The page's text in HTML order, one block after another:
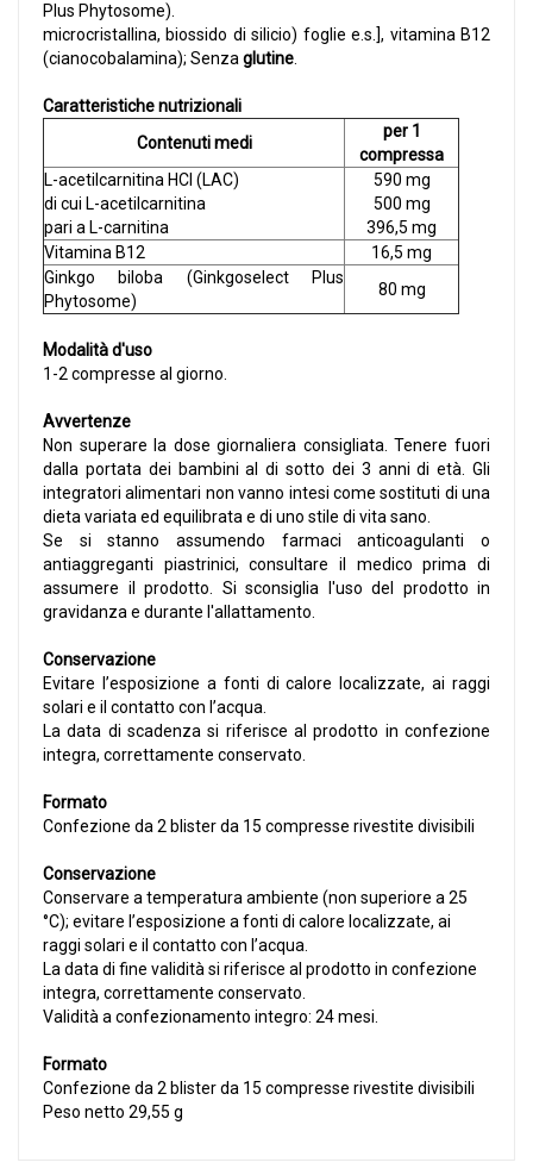
Plus Phytosome).
microcristallina, biossido di silicio) foglie e.s.], vitamina B12
(cianocobalamina); Senzaglutine.
Caratteristiche nutrizionali
Contenuti medi
per 1
compressa
L-acetilcarnitina HCl (LAC)
di cui L-acetilcarnitina
pari a L-carnitina
590 mg
500 mg
396,5 mg
Vitamina B12
16,5 mg
Ginkgo biloba (Ginkgoselect Plus
Phytosome)
80 mg
Modalità d'uso
1-2 compresse al giorno.
Avvertenze
Non superare la dose giornaliera consigliata. Tenere fuori
dalla portata dei bambini al di sotto dei 3 anni di età. Gli
integratori alimentari non vanno intesi come sostituti di una
dieta variata ed equilibrata e di uno stile di vita sano.
Se si stanno assumendo farmaci anticoagulanti o
antiaggreganti piastrinici, consultare il medico prima di
assumere il prodotto. Si sconsiglia l'uso del prodotto in
gravidanza e durante l'allattamento.
Conservazione
Evitare l’esposizione a fonti di calore localizzate, ai raggi
solari e il contatto con l’acqua.
La data di scadenza si riferisce al prodotto in confezione
integra, correttamente conservato.
Formato
Confezione da 2 blister da 15 compresse rivestite divisibili
Conservazione
Conservare a temperatura ambiente (non superiore a 25
°C); evitare l’esposizione a fonti di calore localizzate, ai
raggi solari e il contatto con l’acqua.
La data di fine validità si riferisce al prodotto in confezione
integra, correttamente conservato.
Validità a confezionamento integro: 24 mesi.
Formato
Confezione da 2 blister da 15 compresse rivestite divisibili
Peso netto 29,55 g